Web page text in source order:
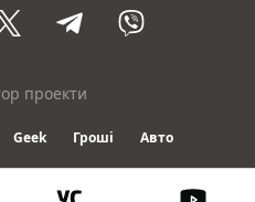
проекти
Geek Гроші Авто